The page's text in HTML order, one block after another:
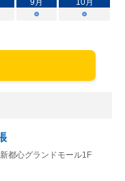
9月 10月
○ ○
都心グランドモール1F